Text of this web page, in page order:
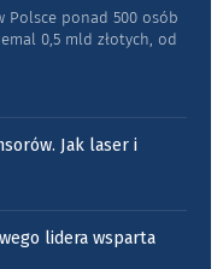
Polsce ponad 500 osób
0,5 mld złotych, od
Jak laser i
lidera wsparta